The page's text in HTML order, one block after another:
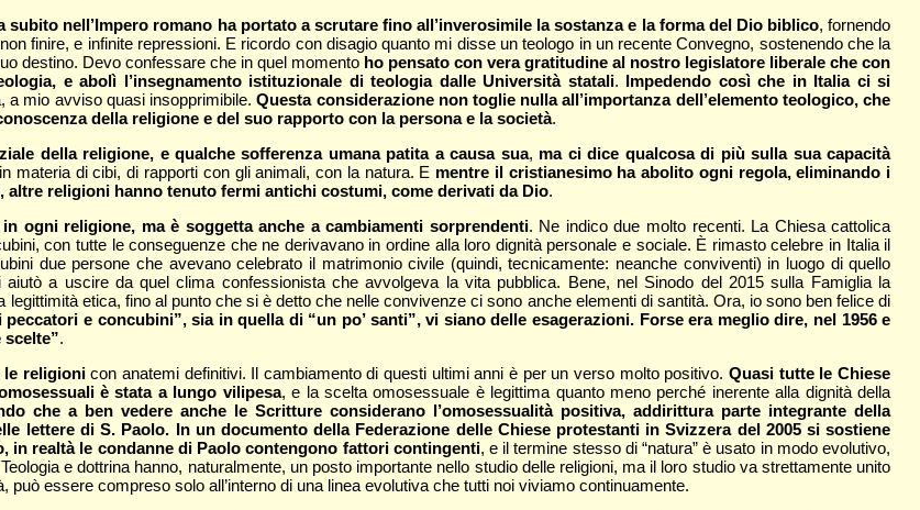
nell’Impero romano ha portato a scrutare fino all’inverosimile la sostanza e la forma del Dio biblico, fornendo
finire, e infinite repressioni. E ricordo con disagio quanto mi disse un teologo in un recente Convegno, sostenendo che la
destino. Devo confessare che in quel momento ho pensato con vera gratitudine al nostro legislatore liberale che con
e abolì l’insegnamento istituzionale di teologia dalle Università statali. Impedendo così che in Italia ci si
a mio avviso quasi insopprimibile.Questa considerazione non toglie nulla all’importanza dell’elemento teologico, che
della religione e del suo rapporto con la persona e la società.
della religione, e qualche sofferenza umana patita a causa sua, ma ci dice qualcosa di più sulla sua capacità
materia di cibi, di rapporti con gli animali, con la natura. E mentre il cristianesimo ha abolito ogni regola, eliminando i
religioni hanno tenuto fermi antichi costumi, come derivati da Dio.
ogni religione, ma è soggetta anche a cambiamenti sorprendenti. Ne indico due molto recenti. La Chiesa cattolica
con tutte le conseguenze che ne derivavano in ordine alla loro dignità personale e sociale. È rimasto celebre in Italia il
due persone che avevano celebrato il matrimonio civile (quindi, tecnicamente: neanche conviventi) in luogo di quello
a uscire da quel clima confessionista che avvolgeva la vita pubblica. Bene, nel Sinodo del 2015 sulla Famiglia la
etica, fino al punto che si è detto che nelle convivenze ci sono anche elementi di santità. Ora, io sono ben felice di
e concubini”, sia in quella di “un po’ santi”, vi siano delle esagerazioni. Forse era meglio dire, nel 1956 e
scelte”.
le religionicon anatemi definitivi. Il cambiamento di questi ultimi anni è per un verso molto positivo.Quasi tutte le Chiese
è stata a lungo vilipesa, e la scelta omosessuale è legittima quanto meno perché inerente alla dignità della
che a ben vedere anche le Scritture considerano l’omosessualità positiva, addirittura parte integrante della
lettere di S. Paolo. In un documento della Federazione delle Chiese protestanti in Svizzera del 2005 si sostiene
in realtà le condanne di Paolo contengono fattori contingenti, e il termine stesso di “natura” è usato in modo evolutivo,
e dottrina hanno, naturalmente, un posto importante nello studio delle religioni, ma il loro studio va strettamente unito
essere compreso solo all’interno di una linea evolutiva che tutti noi viviamo continuamente.